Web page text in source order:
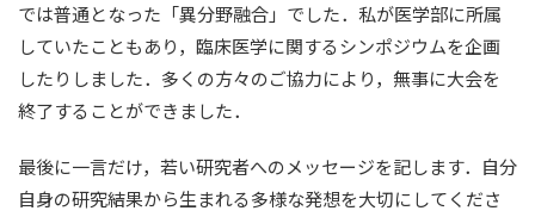
では普通となった「異分野融合」でした．私が医学部に所属
していたこともあり，臨床医学に関するシンポジウムを企画
したりしました．多くの方々のご協力により，無事に大会を
終了することができました．
最後に一言だけ，若い研究者へのメッセージを記します．自分
自身の研究結果から生まれる多様な発想を大切にしてくださ